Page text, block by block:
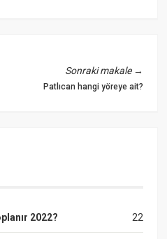
Sonraki makale→
Patlıcan hangi yöreye ait?
22
2022?